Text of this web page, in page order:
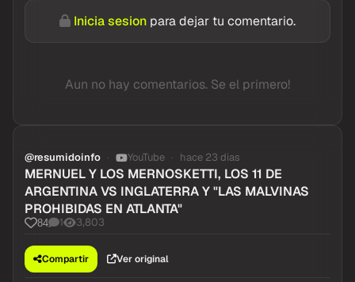
Inicia sesion para dejar tu comentario.
Aun no hay comentarios. Se el primero!
@resumidoinfo YouTube hace 23 dias
MERNUEL Y LOS MERNOSKETTI, LOS 11 DE
ARGENTINA VS INGLATERRA Y "LAS MALVINAS
PROHIBIDAS EN ATLANTA"
84 1 3,803
Compartir Ver original